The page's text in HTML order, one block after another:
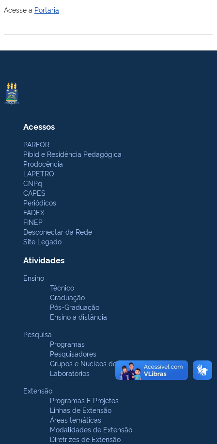
Acesse a Portaria
Acessos
PARFOR
Pibid e Residência Pedagógica
Prodocência
LAPETRO
CNPq
CAPES
Periódicos
FADEX
FINEP
Desconectar da Rede
Site Legado
Atividades
Ensino
Técnico
Graduação
Pós-Graduação
Ensino a distância
Pesquisa
Programas
Pesquisadores
Grupos e Núcleos de pesquisa
Laboratórios
Extensão
Programas E Projetos
Linhas de Extensão
Áreas temáticas
Modalidades de Extensão
Diretrizes de Extensão